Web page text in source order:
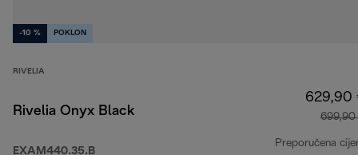
-10 % POKLON
RIVELIA
Rivelia Onyx Black
EXAM440.35.B
629,90
Preporučena